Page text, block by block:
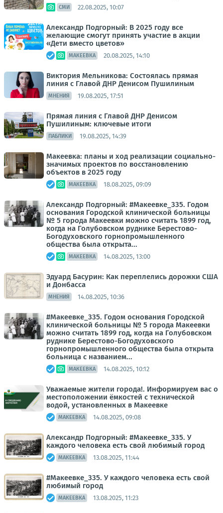
СМИ 22.08.2025, 10:07
Александр Подгорный: В 2025 году все
желающие смогут принять участие в акции
«Дети вместо цветов»
МАКЕЕВКА 20.08.2025, 14:10
Виктория Мельникова: Состоялась прямая
линия с Главой ДНР Денисом Пушилиным
МНЕНИЯ 19.08.2025, 17:51
Прямая линия с Главой ДНР Денисом
Пушилиным: ключевые итоги
ПАБЛИКИ 19.08.2025, 14:39
Макеевка: планы и ход реализации социально-
значимых проектов по восстановлению
объектов в 2025 году
МАКЕЕВКА 18.08.2025, 09:09
Александр Подгорный: #Макеевке_335. Годом
основания Городской клинической больницы
№ 5 города Макеевки можно считать 1899 год,
когда на Голубовском руднике Берестово-
Богодуховского горнопромышленного
общества была открыта...
МАКЕЕВКА 14.08.2025, 13:00
Эдуард Басурин: Как переплелись дорожки США
и Донбасса
МНЕНИЯ 14.08.2025, 10:36
#Макеевке_335. Годом основания Городской
клинической больницы № 5 города Макеевки
можно считать 1899 год, когда на Голубовском
руднике Берестово-Богодуховского
горнопромышленного общества была открыта
больница с названием...
МАКЕЕВКА 14.08.2025, 10:12
Уважаемые жители города!. Информируем вас о
местоположении ёмкостей с технической
водой, установленных в Макеевке
МАКЕЕВКА 14.08.2025, 09:08
Александр Подгорный: #Макеевке_335. У
каждого человека есть свой любимый город
МАКЕЕВКА 13.08.2025, 11:44
#Макеевке_335. У каждого человека есть свой
любимый город
МАКЕЕВКА 13.08.2025, 11:23